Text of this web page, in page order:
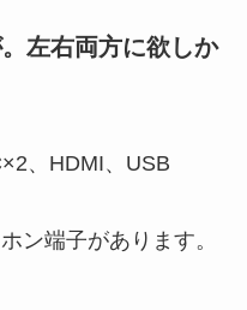
左右両方に欲しか
、HDMI、USB
ン端子があります。